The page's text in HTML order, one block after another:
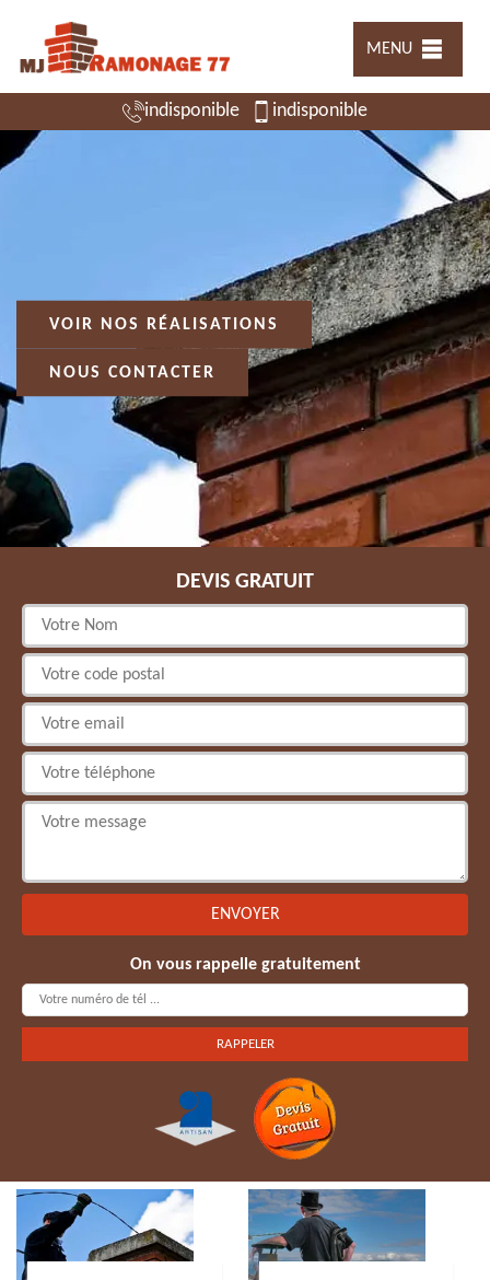
MENU
indisponible indisponible
VOIR NOS RÉALISATIONS
NOUS CONTACTER
DEVIS GRATUIT
On vous rappelle gratuitement